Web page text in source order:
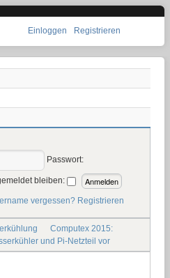
Einloggen Registrieren
Passwort:
bleiben:
vergessen? Registrieren
Computex 2015:
und Pi-Netzteil vor